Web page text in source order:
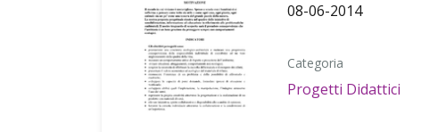
08-06-2014
Categoria
Progetti Didattici